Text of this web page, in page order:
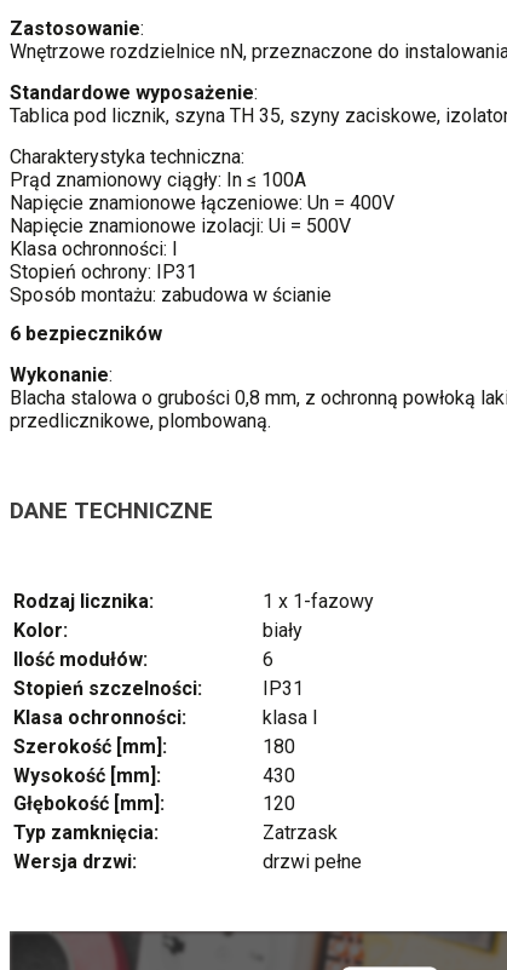
Zastosowanie:
Wnętrzowe rozdzielnice nN, przeznaczone do
Standardowe wyposażenie:
Tablica pod licznik, szyna TH 35, szyny zaciskowe,
Charakterystyka techniczna:
Prąd znamionowy ciągły: In ≤ 100A
Napięcie znamionowe łączeniowe: Un = 400V
Napięcie znamionowe izolacji: Ui = 500V
Klasa ochronności: I
Stopień ochrony: IP31
Sposób montażu: zabudowa w ścianie
6 bezpieczników
Wykonanie:
Blacha stalowa o grubości 0,8 mm, z ochronną powłoką
przedlicznikowe, plombowaną.
DANE TECHNICZNE
Rodzaj licznika:
1 x 1-fazowy
Kolor:
biały
Ilość modułów:
6
Stopień szczelności:
IP31
Klasa ochronności:
klasa I
Szerokość [mm]:
180
Wysokość [mm]:
430
Głębokość [mm]:
120
Typ zamknięcia:
Zatrzask
Wersja drzwi:
drzwi pełne